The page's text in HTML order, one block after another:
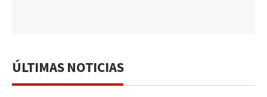
ÚLTIMAS NOTICIAS